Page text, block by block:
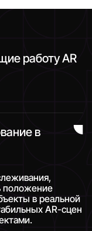
работу AR
в
положение
в реальной
AR-сцен